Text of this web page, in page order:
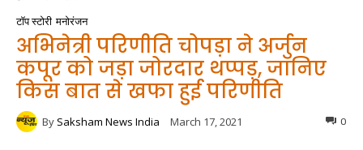
टॉप स्टोरी मनोरंजन
अभिनेत्री परिणीति चोपड़ा ने अर्जुन
कपूर को जड़ा जोरदार थप्पड़, जानिए
किस बात से खफा हुई परिणीति
By Saksham News India March 17, 2021 0